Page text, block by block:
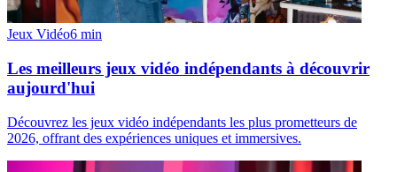
Jeux Vidéo6 min
Les meilleurs jeux vidéo indépendants à découvrir
aujourd'hui
Découvrez les jeux vidéo indépendants les plus prometteurs de
2026, offrant des expériences uniques et immersives.